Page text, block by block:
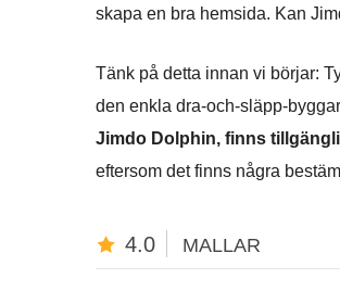
skapa en bra hemsida. Kan
Tänk på detta innan vi börjar:
den enkla dra-och-släpp-
Jimdo Dolphin, finns
eftersom det finns några
4.0 MALLAR